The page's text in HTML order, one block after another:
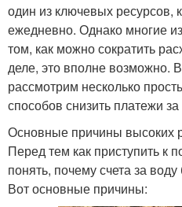
один из ключевых ресурсов,
ежедневно. Однако многие
том, как можно сократить
деле, это вполне возможно.
рассмотрим несколько
способов снизить платежи
Основные причины высоких
Перед тем как приступить к
понять, почему счета за
Вот основные причины: